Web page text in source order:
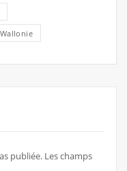
Wallonie
publiée. Les champs